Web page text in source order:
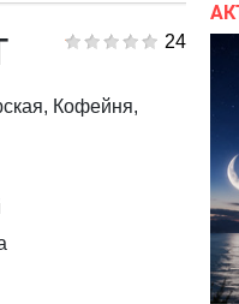
24
Кофейня,